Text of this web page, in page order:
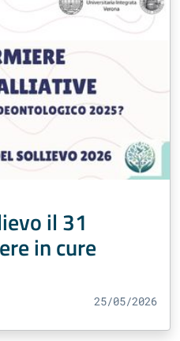
il 31
in cure
25/05/2026